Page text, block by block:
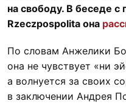
на свободу. В беседе
Rzeczpospolita она
По словам Анжелики
она не чувствует «ни
а волнуется за своих
в заключении Андрея